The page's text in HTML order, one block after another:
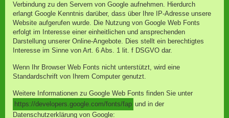
Verbindung zu den Servern von Google aufnehmen. Hierdurch
erlangt Google Kenntnis darüber, dass über Ihre IP-Adresse unsere
Website aufgerufen wurde. Die Nutzung von Google Web Fonts
erfolgt im Interesse einer einheitlichen und ansprechenden
Darstellung unserer Online-Angebote. Dies stellt ein berechtigtes
Interesse im Sinne von Art. 6 Abs. 1 lit. f DSGVO dar.
Wenn Ihr Browser Web Fonts nicht unterstützt, wird eine
Standardschrift von Ihrem Computer genutzt.
Weitere Informationen zu Google Web Fonts finden Sie unter
https://developers.google.com/fonts/fap und in der
Datenschutzerklärung von Google: